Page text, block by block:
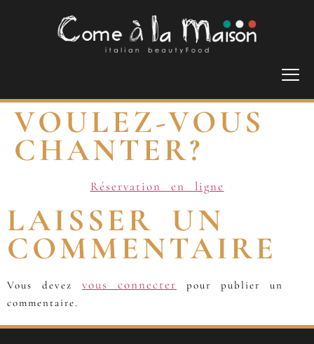
VOULEZ-VOUS
CHANTER?
Réservation en ligne
LAISSER UN
COMMENTAIRE
Vous devez vous connecter
pour publier un
commentaire.